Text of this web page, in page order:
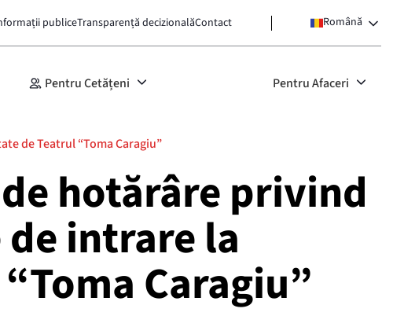
publiceTransparență decizionalăContact Română
Pentru Cetățeni Pentru Afaceri
de Teatrul “Toma Caragiu”
hotărâre privind
intrare la
Caragiu”